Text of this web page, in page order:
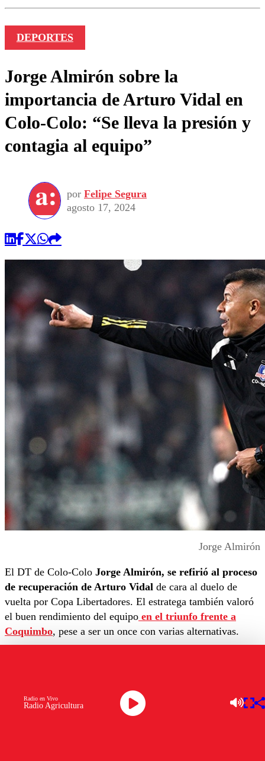
DEPORTES
Jorge Almirón sobre la
importancia de Arturo Vidal en
Colo-Colo: “Se lleva la presión y
contagia al equipo”
por Felipe Segura
agosto 17, 2024
Jorge Almirón
El DT de Colo-Colo Jorge Almirón, se refirió al proceso
de recuperación de Arturo Vidal de cara al duelo de
vuelta por Copa Libertadores. El estratega también valoró
el buen rendimiento del equipo en el triunfo frente a
Coquimbo, pese a ser un once con varias alternativas.
Contento por el resultado, por el rendimiento.
ventaja el equipo la manejo bien, pudimos hasta haber
Radio Agricultura
Radio en Vivo